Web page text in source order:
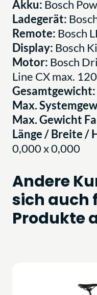
Akku: Bosch
Ladegerät:
Remote: Bosch
Display: Bosch
Motor: Bosch
Line CX max.
Gesamtgewicht:
Max.
Max. Gewicht
Länge / Breite /
0,000 x 0,000
Andere
sich auch
Produkte